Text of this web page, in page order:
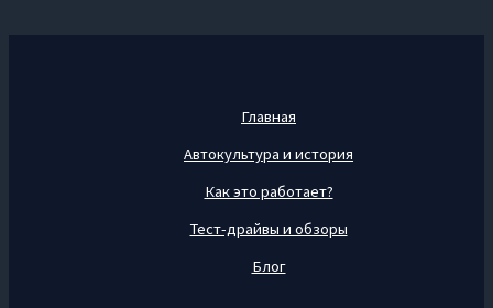
Главная
Автокультура и история
Как это работает?
Тест-драйвы и обзоры
Блог